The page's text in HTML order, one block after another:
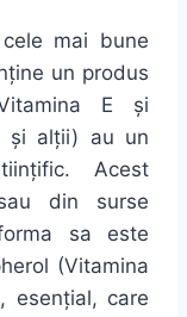
mai bune
un produs
E și
și alții) au un
Acest
din surse
sa este
(Vitamina
esențial, care